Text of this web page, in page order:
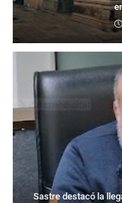
Sastre destacó la